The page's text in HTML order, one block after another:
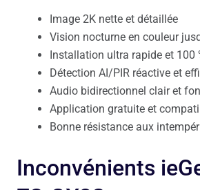
Image 2K nette et détaillée
Vision nocturne en couleur
Installation ultra rapide et 100
Détection AI/PIR réactive et
Audio bidirectionnel clair et
Application gratuite et
Bonne résistance aux
Inconvénients